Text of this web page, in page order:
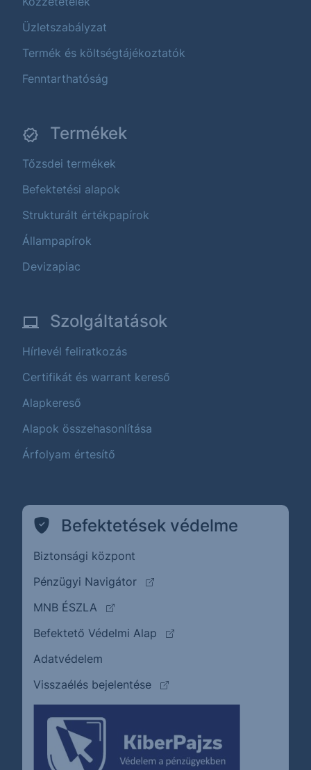
Üzletszabályzat
Termék és költségtájékoztatók
Fenntarthatóság
Termékek
Tőzsdei termékek
Befektetési alapok
Strukturált értékpapírok
Állampapírok
Devizapiac
Szolgáltatások
Hírlevél feliratkozás
Certifikát és warrant kereső
Alapkereső
Alapok összehasonlítása
Árfolyam értesítő
Befektetések védelme
Biztonsági központ
Pénzügyi Navigátor
(külső oldalra ugrik)
MNB ÉSZLA
(külső oldalra ugrik)
Befektető Védelmi Alap
(külső oldalra ugrik)
Adatvédelem
Visszaélés bejelentése
(külső oldalra ugrik)